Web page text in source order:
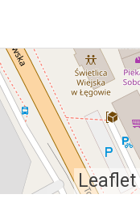
Leaflet